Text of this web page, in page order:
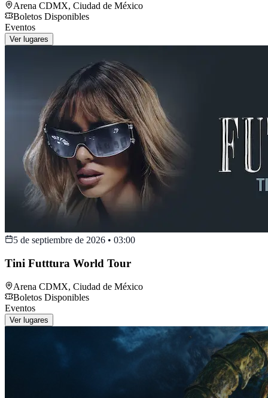
Arena CDMX, Ciudad de México
Boletos Disponibles
Eventos
Ver lugares
5 de septiembre de 2026 • 03:00
Tini Futttura World Tour
Arena CDMX, Ciudad de México
Boletos Disponibles
Eventos
Ver lugares